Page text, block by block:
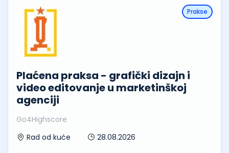
Prakse
Plaćena praksa - grafički dizajn i
video editovanje u marketinškoj
agenciji
Go4Highscore
Rad od kuće
28.08.2026